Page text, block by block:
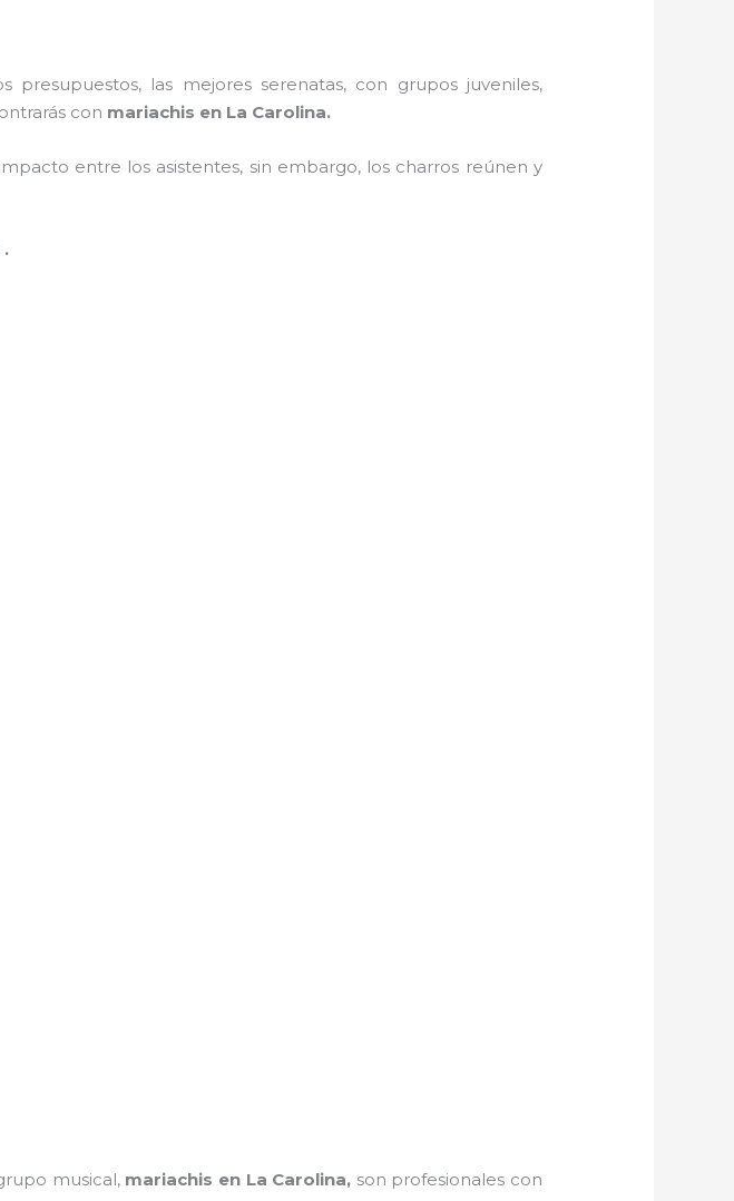
las mejores serenatas, con grupos juveniles,
con mariachis en La Carolina.
entre los asistentes, sin embargo, los charros reúnen y
.
musical, mariachis en La Carolina, son profesionales con